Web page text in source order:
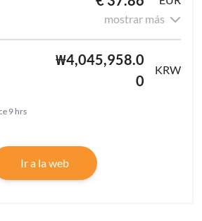
mostrar más
₩4,045,958.0
0
KRW
9 hrs
Ir a la web